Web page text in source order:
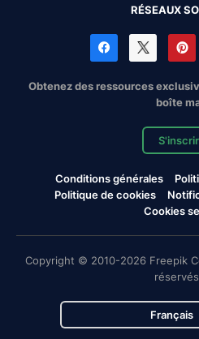
RÉSEAUX
Obtenez des ressources
boîte
Conditions générales
Politique de cookies
Cookies
Copyright © 2010-2026 Freepik
Français